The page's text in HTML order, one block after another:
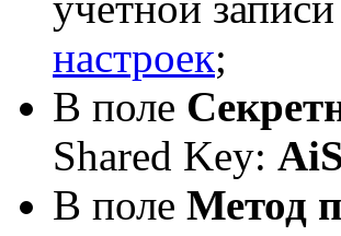
настроек;
В поле
Shared Key:
В поле Метод